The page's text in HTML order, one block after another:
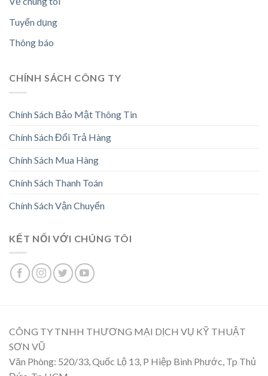
Tuyển dụng
Thông báo
CHÍNH SÁCH CÔNG TY
Chính Sách Bảo Mật Thông Tin
Chính Sách Đổi Trả Hàng
Chính Sách Mua Hàng
Chính Sách Thanh Toán
Chính Sách Vận Chuyển
KẾT NỐI VỚI CHÚNG TÔI
CÔNG TY TNHH THƯƠNG MẠI DỊCH VỤ KỸ THUẬT
SƠN VŨ
Văn Phòng: 520/33, Quốc Lộ 13, P Hiệp Bình Phước, Tp Thủ